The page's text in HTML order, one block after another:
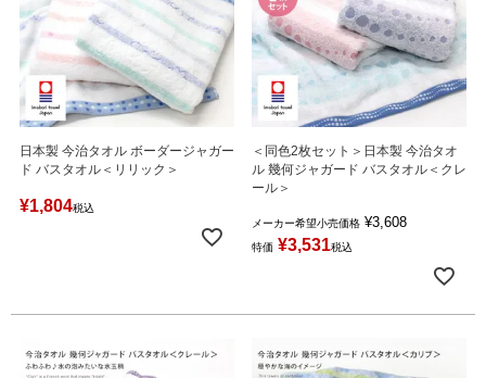
日本製 今治タオル ボーダージャガー
ド バスタオル＜リリック＞
¥1,804税込
＜同色2枚セット＞日本製 今治タオ
ル 幾何ジャガード バスタオル＜クレ
ール＞
メーカー希望小売価格 ¥3,608
特価 ¥3,531税込